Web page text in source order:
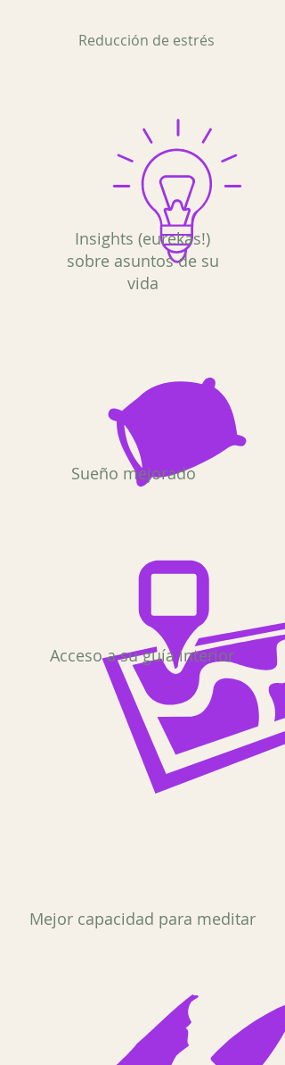
Reducción de estrés
Insights (eurekas!)
sobre asuntos de su
vida
Sueño mejorado
Acceso a su guía interior
Mejor capacidad para meditar